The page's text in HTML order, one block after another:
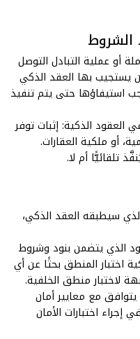
أو عملية التبادل التوصل
يستجيب بها العقد الذكي
استيفاؤها حتى يتم تنفيذ
العقود الذكية: إثبات توفر
أو ملكية العقارات.
تلقائيًّا أم لا.
سيطبقه العقد الذكي،
الذي يتضمن بنود وشروط
اختبار المنطق بحثًا عن أي
لاختبار منطق الخلفية.
مع معايير أمان
اختبارات الأمان